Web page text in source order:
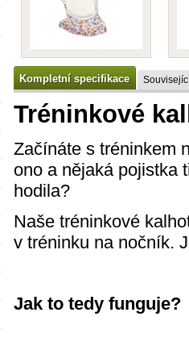
Kompletní specifikace
Tréninkové
Začínáte s tréninkem
ono a nějaká pojistka
hodila?
Naše tréninkové
v tréninku na nočník.
Jak to tedy funguje?